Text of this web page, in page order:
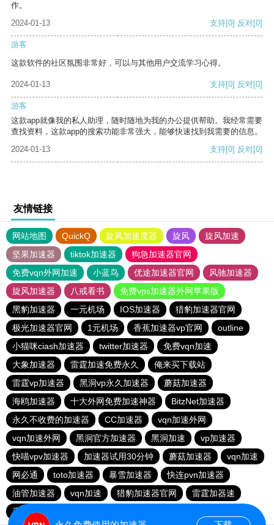
作。
2024-01-13
支持[0] 反对[0]
游客
这款软件的社区氛围非常好，可以与其他用户交流学习心得。
2024-01-13 支持[0] 反对[0]
游客
这款app就像我的私人助理，随时随地为我的办公提供帮助。我经常需要
查找资料，这款app的搜索功能非常强大，能够快速找到我需要的信息。
2024-01-13
支持[0] 反对[0]
友情链接
网站地图 QuickQ 旋风加速度器 旋风
旋风加速
坚果加速器
tiktok加速器
狗急加速器官网
免费vqn外网加速
小蓝鸟 优途加速器官网
风驰加速器
旋风加速器
八戒看书
免费vps加速器外网苹果版
黑豹加速器
一元机场 IOS加速器
猎豹加速器官网
极光加速器官网
1元机场 香蕉加速器vp官网
outline
小猫咪ciash加速器
twitter加速器
免费vqn加速
大象加速器
雷霆加速免费永久
俺来买下载站
雷霆vp加速器
黑洞vp永久加速器
蘑菇加速器
海鸥加速器
十大外网免费加速神器
BitzNet加速器
永久不收费的加速器
CC加速器
vqn加速外网
vqn加速外网
黑洞官方加速器 黑洞加速
vp加速器
快喵vpv加速器
加速器试用30分钟 蘑菇加速器
vqn加速
网必通
toto加速器 暴雪加速器
快连pvn加速器
油管加速器
vqn加速 猎豹加速器官网
雷霆加器速
手机外国加速器官网